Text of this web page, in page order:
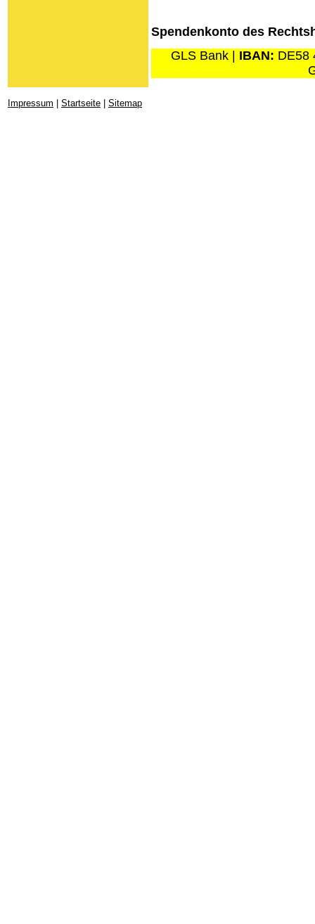
Spendenkonto des
GLS Bank | IBAN: DE58
Impressum Startseite Sitemap